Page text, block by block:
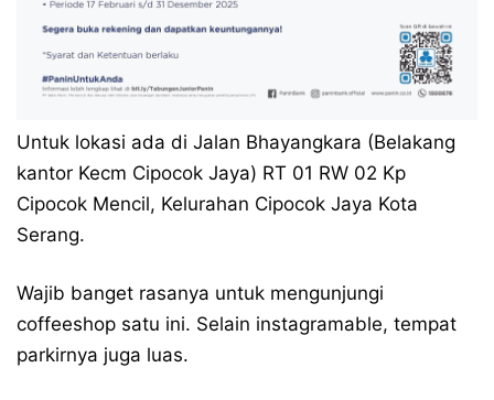
Untuk lokasi ada di Jalan Bhayangkara (Belakang
kantor Kecm Cipocok Jaya) RT 01 RW 02 Kp
Cipocok Mencil, Kelurahan Cipocok Jaya Kota
Serang.
Wajib banget rasanya untuk mengunjungi
coffeeshop satu ini. Selain instagramable, tempat
parkirnya juga luas.